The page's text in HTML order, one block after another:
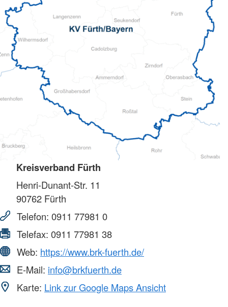
Kreisverband Fürth
Henri-Dunant-Str. 11
90762 Fürth
Telefon: 0911 77981 0
Telefax: 0911 77981 38
Web: https://www.brk-fuerth.de/
E-Mail: info@brkfuerth.de
Karte: Link zur Google Maps Ansicht